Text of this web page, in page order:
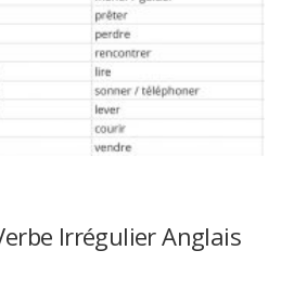
Irrégulier Anglais